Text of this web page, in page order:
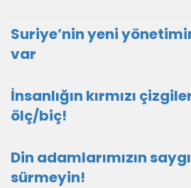
Suriye’nin yeni
var
İnsanlığın kırmızı
ölç/biç!
Din adamlarımızın
sürmeyin!